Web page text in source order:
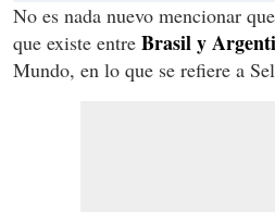
No es nada nuevo mencionar
que existe entre Brasil y
Mundo, en lo que se refiere a